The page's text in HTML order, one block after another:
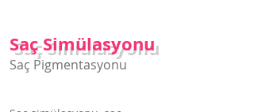
Saç Simülasyonu
Saç Pigmentasyonu